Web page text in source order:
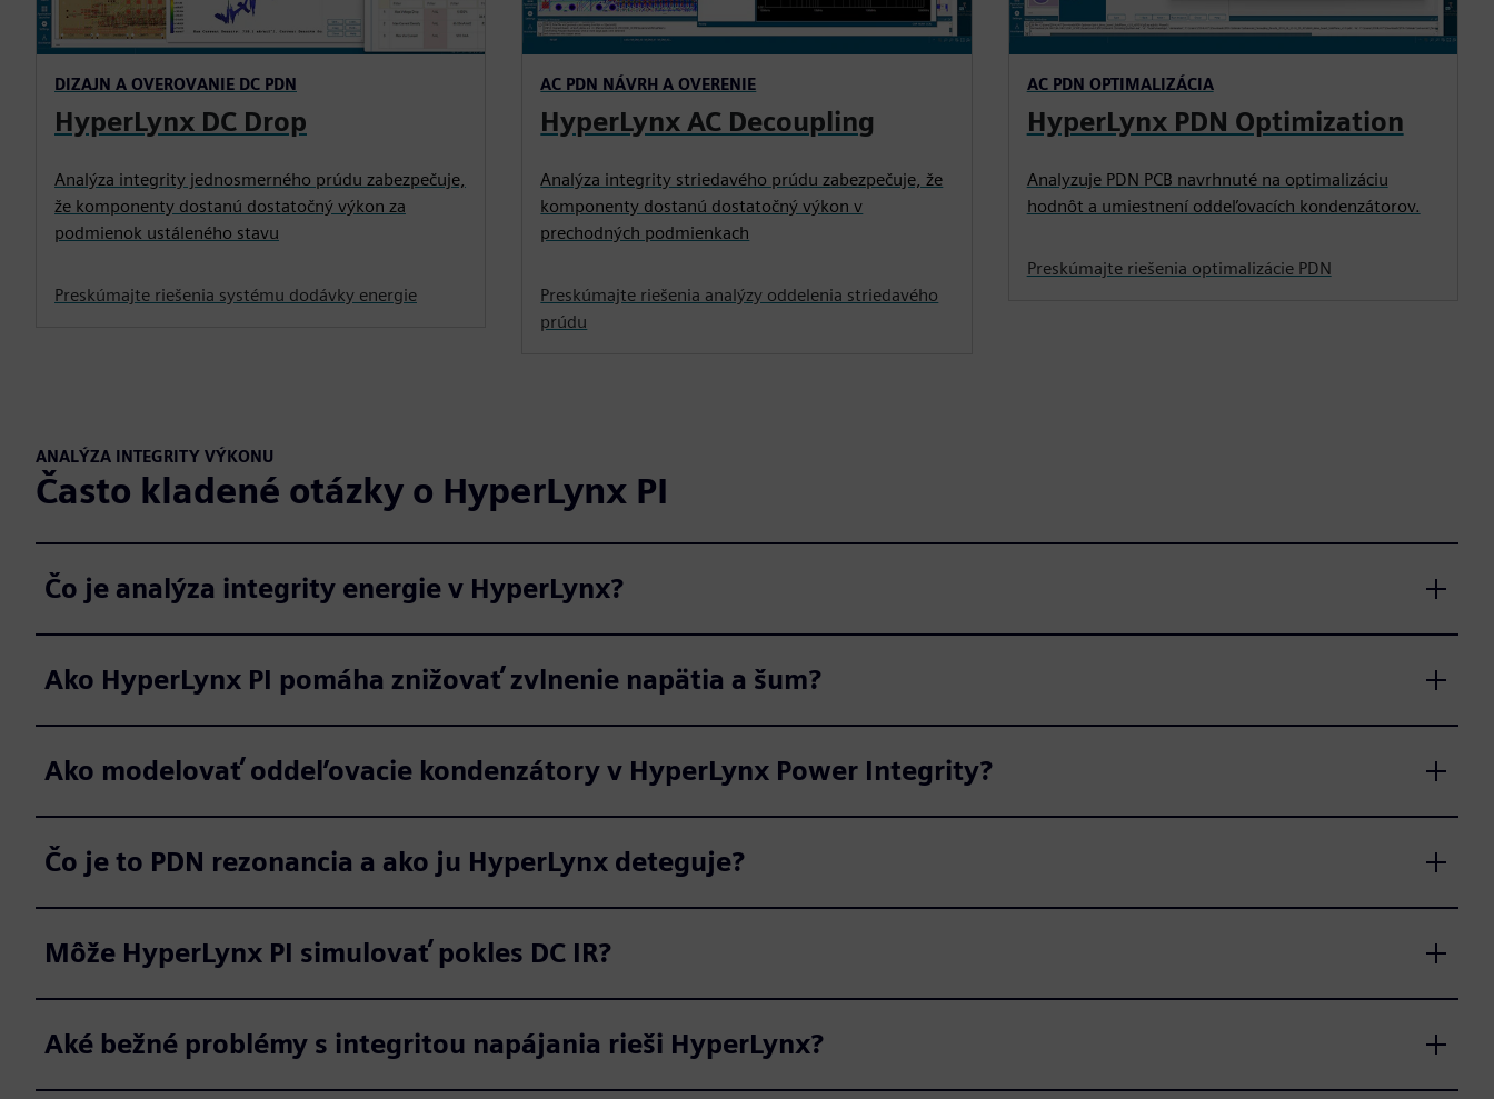
DIZAJN A OVEROVANIE DC PDN
HyperLynx DC Drop
Analýza integrity jednosmerného prúdu zabezpečuje,
že komponenty dostanú dostatočný výkon za
podmienok ustáleného stavu
Preskúmajte riešenia systému dodávky energie
AC PDN NÁVRH A OVERENIE
HyperLynx AC Decoupling
Analýza integrity striedavého prúdu zabezpečuje, že
komponenty dostanú dostatočný výkon v
prechodných podmienkach
Preskúmajte riešenia analýzy oddelenia striedavého
prúdu
AC PDN OPTIMALIZÁCIA
HyperLynx PDN Optimization
Analyzuje PDN PCB navrhnuté na optimalizáciu
hodnôt a umiestnení oddeľovacích kondenzátorov.
Preskúmajte riešenia optimalizácie PDN
ANALÝZA INTEGRITY VÝKONU
Často kladené otázky o HyperLynx PI
Čo je analýza integrity energie v HyperLynx?
Ako HyperLynx PI pomáha znižovať zvlnenie napätia a šum?
Ako modelovať oddeľovacie kondenzátory v HyperLynx Power Integrity?
Čo je to PDN rezonancia a ako ju HyperLynx deteguje?
Môže HyperLynx PI simulovať pokles DC IR?
Aké bežné problémy s integritou napájania rieši HyperLynx?